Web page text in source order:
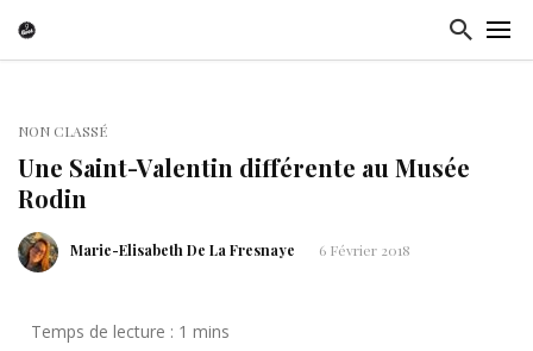
NON CLASSÉ
Une Saint-Valentin différente au Musée
Rodin
Marie-Elisabeth De La Fresnaye 6 Février 2018